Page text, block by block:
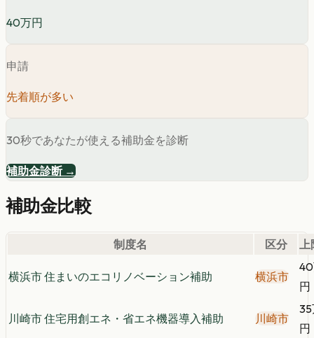
40万円
申請
先着順が多い
30秒であなたが使える補助金を診断
補助金診断 →
補助金比較
制度名 区分
横浜市 住まいのエコリノベーション補助 横浜市
円
川崎市 住宅用創エネ・省エネ機器導入補助 川崎市
円